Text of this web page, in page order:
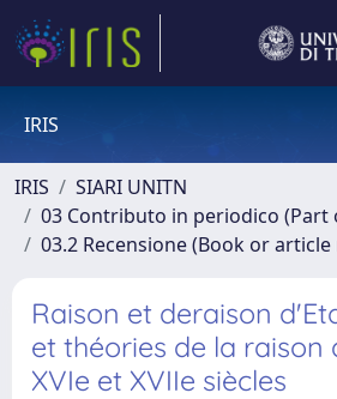
IRIS
IRIS
SIARI UNITN
03 Contributo in periodico (Part
03.2 Recensione (Book or
Raison et deraison
et théories de la raison
XVIe et XVIIe siècles